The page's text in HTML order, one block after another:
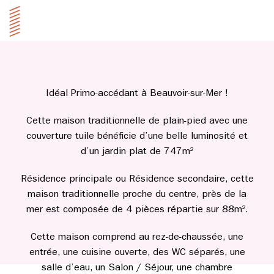
Idéal Primo-accédant à Beauvoir-sur-Mer !
Cette maison traditionnelle de plain-pied avec une
couverture tuile bénéficie d’une belle luminosité et
d’un jardin plat de 747m²
Résidence principale ou Résidence secondaire, cette
maison traditionnelle proche du centre, près de la
mer est composée de 4 pièces répartie sur 88m².
Cette maison comprend au rez-de-chaussée, une
entrée, une cuisine ouverte, des WC séparés, une
salle d’eau, un Salon / Séjour, une chambre